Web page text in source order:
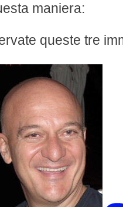
maniera:
queste tre